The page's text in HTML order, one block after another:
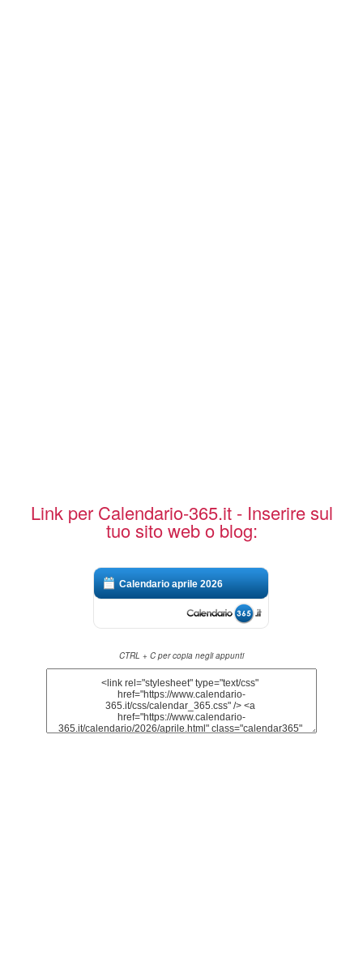
Link per Calendario-365.it - Inserire sul
tuo sito web o blog:
Calendario aprile 2026
CTRL + C per copia negli appunti